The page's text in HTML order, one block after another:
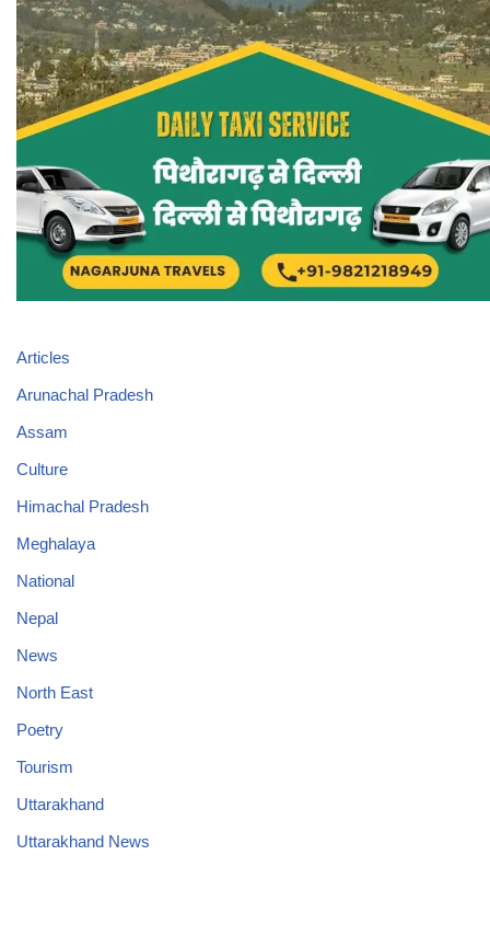
Articles
Arunachal Pradesh
Assam
Culture
Himachal Pradesh
Meghalaya
National
Nepal
News
North East
Poetry
Tourism
Uttarakhand
Uttarakhand News